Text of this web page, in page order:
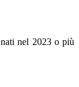
nel 2023 o più